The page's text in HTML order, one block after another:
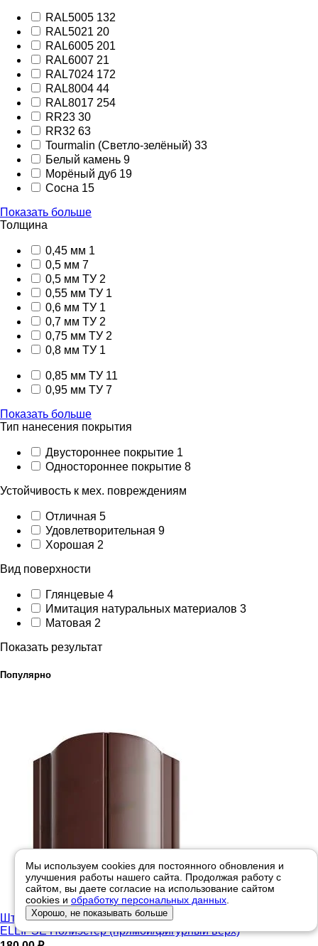
RAL5005 132
RAL5021 20
RAL6005 201
RAL6007 21
RAL7024 172
RAL8004 44
RAL8017 254
RR23 30
RR32 63
Tourmalin (Светло-зелёный) 33
Белый камень 9
Морёный дуб 19
Сосна 15
Показать больше
Толщина
0,45 мм 1
0,5 мм 7
0,5 мм ТУ 2
0,55 мм ТУ 1
0,6 мм ТУ 1
0,7 мм ТУ 2
0,75 мм ТУ 2
0,8 мм ТУ 1
0,85 мм ТУ 11
0,95 мм ТУ 7
Показать больше
Тип нанесения покрытия
Двустороннее покрытие 1
Одностороннее покрытие 8
Устойчивость к мех. повреждениям
Отличная 5
Удовлетворительная 9
Хорошая 2
Вид поверхности
Глянцевые 4
Имитация натуральных материалов 3
Матовая 2
Показать результат
Популярно
Штакетник металлический двусторонний Металл Профиль
ELLIPSE Полиэстер (прямой/фигурный верх)
Мы используем cookies для постоянного обновления и
улучшения работы нашего сайта. Продолжая работу с
сайтом, вы даете согласие на использование сайтом
cookies и обработку персональных данных
Хорошо, не показывать больше